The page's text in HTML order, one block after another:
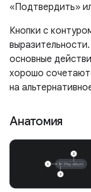
«Подтвердить»
Кнопки с
основные
хорошо
на
Анатомия